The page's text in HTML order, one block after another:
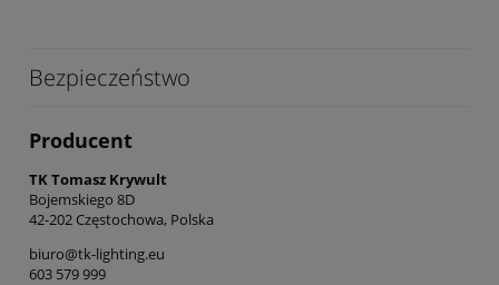
Bezpieczeństwo
Producent
TK Tomasz Krywult
Bojemskiego 8D
42-202 Częstochowa, Polska
biuro@tk-lighting.eu
603 579 999